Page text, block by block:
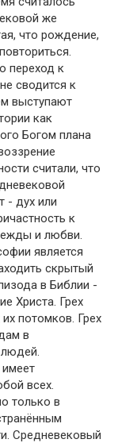
же
что рождение,
переход к
сводится к
выступают
как
Богом плана
считали, что
- дух или
к
и любви.
является
скрытый
в Библии -
Христа. Грех
потомков. Грех
в
имеет
всех.
только в
Средневековый